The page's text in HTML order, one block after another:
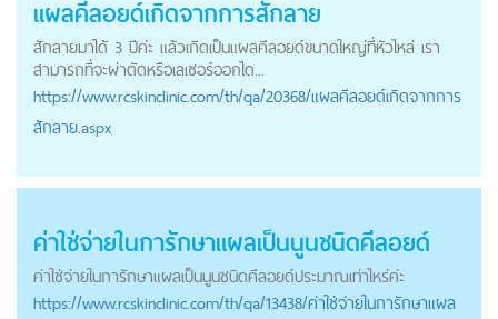
แผลคีลอยด์เกิดจากการสักลาย
สักลายมาได้ 3 ปีค่ะ แล้วเกิดเป็นแผลคีลอยด์ขนาดใหญ่ที่หัวไหล่ เรา
สามารถที่จะผ่าตัดหรือเลเซอร์ออกได...
https://www.rcskinclinic.com/th/qa/20368/แผลคีลอยด์เกิดจากการ
สักลาย.aspx
ค่าใช่จ่ายในการักษาแผลเป็นนูนชนิดคีลอยด์
ค่าใช่จ่ายในการักษาแผลเป็นนูนชนิดคีลอยด์ประมาณเท่าไหร่ค่ะ
https://www.rcskinclinic.com/th/qa/13438/ค่าใช่จ่ายในการักษาแผล